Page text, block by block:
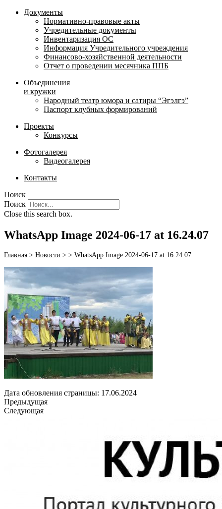
Документы
Нормативно-правовые акты
Учредительные документы
Инвентаризация ОС
Информация Учредительного учреждения
Финансово-хозяйственной деятельности
Отчет о проведении месячника ППБ
Объединения
и кружки
Народный театр юмора и сатиры “Эгэлгэ”
Паспорт клубных формирований
Проекты
Конкурсы
Фотогалерея
Видеогалерея
Контакты
Поиск
Поиск
Close this search box.
WhatsApp Image 2024-06-17 at 16.24.07
Главная > Новости > > WhatsApp Image 2024-06-17 at 16.24.07
Дата обновления страницы: 17.06.2024
Предыдущая
Следующая